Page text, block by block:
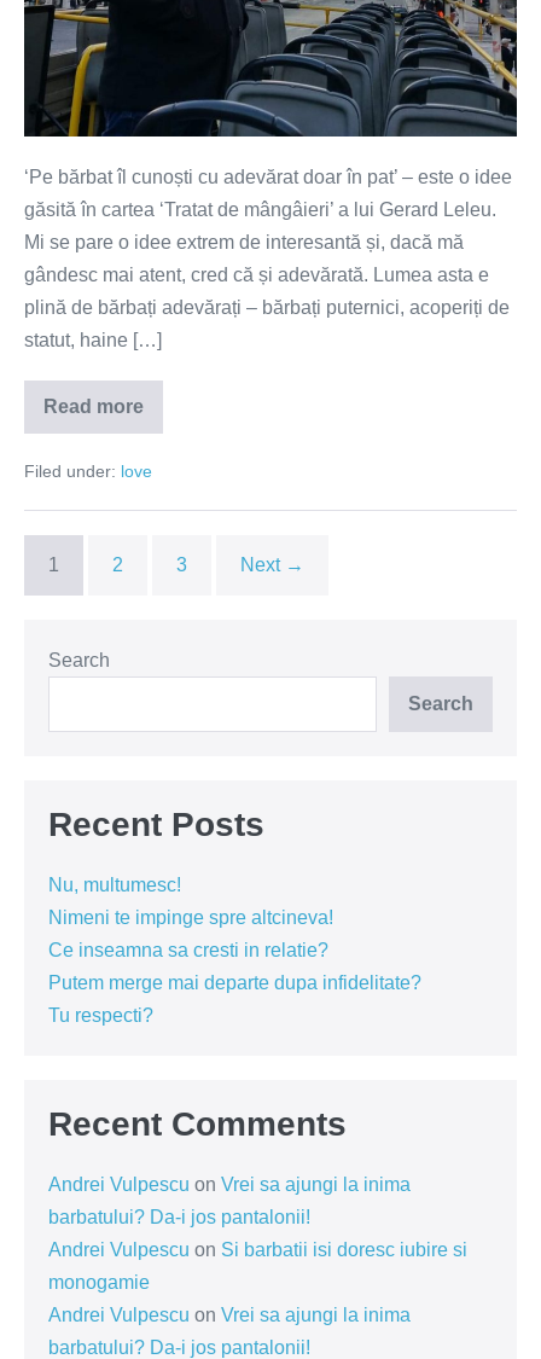
‘Pe bărbat îl cunoști cu adevărat doar în pat’ – este o idee
găsită în cartea ‘Tratat de mângâieri’ a lui Gerard Leleu.
Mi se pare o idee extrem de interesantă și, dacă mă
gândesc mai atent, cred că și adevărată. Lumea asta e
plină de bărbați adevărați – bărbați puternici, acoperiți de
statut, haine […]
Read more
Pe
bărbat
cunoști
adevărat
pat
Filed under: love
1 2 3 Next →
Search
Search
Recent Posts
Nu, multumesc!
Nimeni te impinge spre altcineva!
Ce inseamna sa cresti in relatie?
Putem merge mai departe dupa infidelitate?
Tu respecti?
Recent Comments
Andrei Vulpescu on Vrei sa ajungi la inima
barbatului? Da-i jos pantalonii!
Andrei Vulpescu on Si barbatii isi doresc iubire si
monogamie
Andrei Vulpescu on Vrei sa ajungi la inima
barbatului? Da-i jos pantalonii!